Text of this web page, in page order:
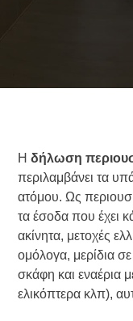
Ηδήλωση
περιλαμβάνει τα
ατόμου. Ως
τα έσοδα που έχει
ακίνητα, μετοχές
ομόλογα, μερίδια
σκάφη και εναέρια
ελικόπτερα κλπ),